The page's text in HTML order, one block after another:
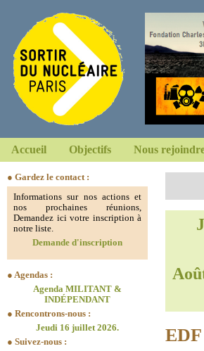
Accueil Objectifs Nous
● Gardez le contact :
Informations sur nos actions et
nos prochaines réunions,
Demandez ici votre inscription à
notre liste.
Demande d'inscription
● Agendas :
Agenda MILITANT &
INDÉPENDANT
● Rencontrons-nous :
Jeudi 16 juillet 2026.
● Suivez-nous :